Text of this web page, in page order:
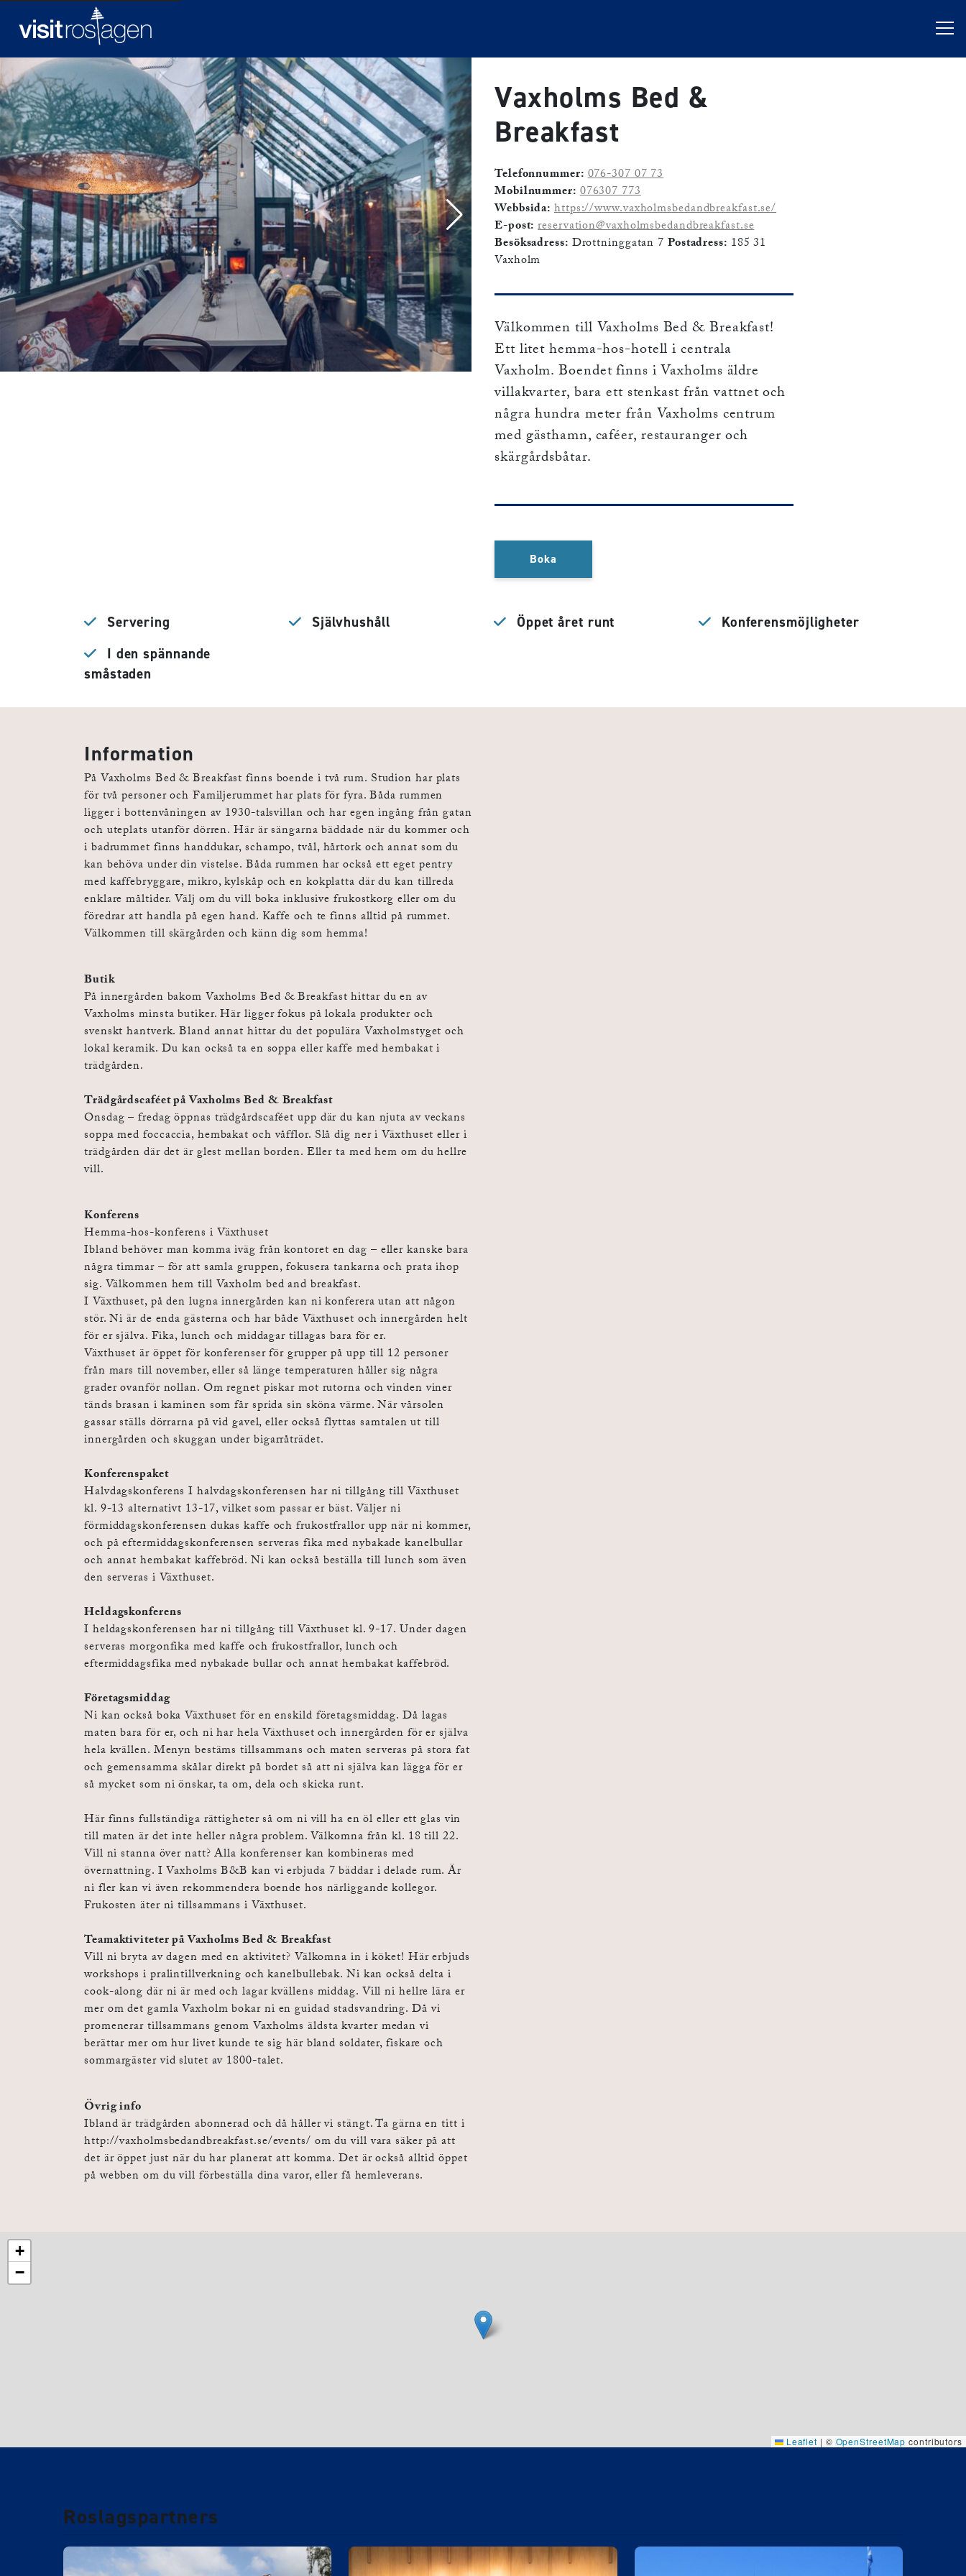
Vaxholms Bed &
Breakfast
Telefonnummer: 076-307 07 73
Mobilnummer: 076307 773
Webbsida: https://www.vaxholmsbedandbreakfast.se/
E-post: reservation@vaxholmsbedandbreakfast.se
Besöksadress: Drottninggatan 7 Postadress: 185 31
Vaxholm
Välkommen till Vaxholms Bed & Breakfast!
Ett litet hemma-hos-hotell i centrala
Vaxholm. Boendet finns i Vaxholms äldre
villakvarter, bara ett stenkast från vattnet och
några hundra meter från Vaxholms centrum
med gästhamn, caféer, restauranger och
skärgårdsbåtar.
Boka
Servering Självhushåll Öppet året runt
Konferensmöjligheter
I den spännande
småstaden
Information
På Vaxholms Bed & Breakfast finns boende i två rum. Studion har plats
för två personer och Familjerummet har plats för fyra. Båda rummen
ligger i bottenvåningen av 1930-talsvillan och har egen ingång från gatan
och uteplats utanför dörren. Här är sängarna bäddade när du kommer och
i badrummet finns handdukar, schampo, tvål, hårtork och annat som du
kan behöva under din vistelse. Båda rummen har också ett eget pentry
med kaffebryggare, mikro, kylskåp och en kokplatta där du kan tillreda
enklare måltider. Välj om du vill boka inklusive frukostkorg eller om du
föredrar att handla på egen hand. Kaffe och te finns alltid på rummet.
Välkommen till skärgården och känn dig som hemma!
Butik
På innergården bakom Vaxholms Bed & Breakfast hittar du en av
Vaxholms minsta butiker. Här ligger fokus på lokala produkter och
svenskt hantverk. Bland annat hittar du det populära Vaxholmstyget och
lokal keramik. Du kan också ta en soppa eller kaffe med hembakat i
trädgården.
Trädgårdscaféet på Vaxholms Bed & Breakfast
Onsdag – fredag öppnas trädgårdscaféet upp där du kan njuta av veckans
soppa med foccaccia, hembakat och våfflor. Slå dig ner i Växthuset eller i
trädgården där det är glest mellan borden. Eller ta med hem om du hellre
vill.
Konferens
Hemma-hos-konferens i Växthuset
Ibland behöver man komma iväg från kontoret en dag – eller kanske bara
några timmar – för att samla gruppen, fokusera tankarna och prata ihop
sig. Välkommen hem till Vaxholm bed and breakfast.
I Växthuset, på den lugna innergården kan ni konferera utan att någon
stör. Ni är de enda gästerna och har både Växthuset och innergården helt
för er själva. Fika, lunch och middagar tillagas bara för er.
Växthuset är öppet för konferenser för grupper på upp till 12 personer
från mars till november, eller så länge temperaturen håller sig några
grader ovanför nollan. Om regnet piskar mot rutorna och vinden viner
tänds brasan i kaminen som får sprida sin sköna värme. När vårsolen
gassar ställs dörrarna på vid gavel, eller också flyttas samtalen ut till
innergården och skuggan under bigarråträdet.
Konferenspaket
Halvdagskonferens I halvdagskonferensen har ni tillgång till Växthuset
kl. 9-13 alternativt 13-17, vilket som passar er bäst. Väljer ni
förmiddagskonferensen dukas kaffe och frukostfrallor upp när ni kommer,
och på eftermiddagskonferensen serveras fika med nybakade kanelbullar
och annat hembakat kaffebröd. Ni kan också beställa till lunch som även
den serveras i Växthuset.
Heldagskonferens
I heldagskonferensen har ni tillgång till Växthuset kl. 9-17. Under dagen
serveras morgonfika med kaffe och frukostfrallor, lunch och
eftermiddagsfika med nybakade bullar och annat hembakat kaffebröd.
Företagsmiddag
Ni kan också boka Växthuset för en enskild företagsmiddag. Då lagas
maten bara för er, och ni har hela Växthuset och innergården för er själva
hela kvällen. Menyn bestäms tillsammans och maten serveras på stora fat
och gemensamma skålar direkt på bordet så att ni själva kan lägga för er
så mycket som ni önskar, ta om, dela och skicka runt.
Här finns fullständiga rättigheter så om ni vill ha en öl eller ett glas vin
till maten är det inte heller några problem. Välkomna från kl. 18 till 22.
Vill ni stanna över natt? Alla konferenser kan kombineras med
övernattning. I Vaxholms B&B kan vi erbjuda 7 bäddar i delade rum. Är
ni fler kan vi även rekommendera boende hos närliggande kollegor.
Frukosten äter ni tillsammans i Växthuset.
Teamaktiviteter på Vaxholms Bed & Breakfast
Vill ni bryta av dagen med en aktivitet? Välkomna in i köket! Här erbjuds
workshops i pralintillverkning och kanelbullebak. Ni kan också delta i
cook-along där ni är med och lagar kvällens middag. Vill ni hellre lära er
mer om det gamla Vaxholm bokar ni en guidad stadsvandring. Då vi
promenerar tillsammans genom Vaxholms äldsta kvarter medan vi
berättar mer om hur livet kunde te sig här bland soldater, fiskare och
sommargäster vid slutet av 1800-talet.
Övrig info
Ibland är trädgården abonnerad och då håller vi stängt. Ta gärna en titt i
http://vaxholmsbedandbreakfast.se/events/ om du vill vara säker på att
det är öppet just när du har planerat att komma. Det är också alltid öppet
på webben om du vill förbeställa dina varor, eller få hemleverans.
+
−
Leaflet | © OpenStreetMap contributors
Roslagspartners